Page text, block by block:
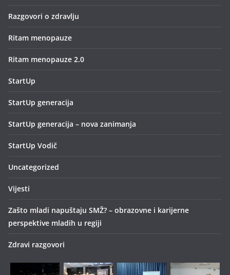
Razgovori o zdravlju
Ritam menopauze
Ritam menopauze 2.0
StartUp
StartUp generacija
StartUp generacija – nova zanimanja
StartUp Vodič
Uncategorized
Vijesti
Zašto mladi napuštaju SMŽ? – obrazovne i karijerne
perspektive mladih u regiji
Zdravi razgovori